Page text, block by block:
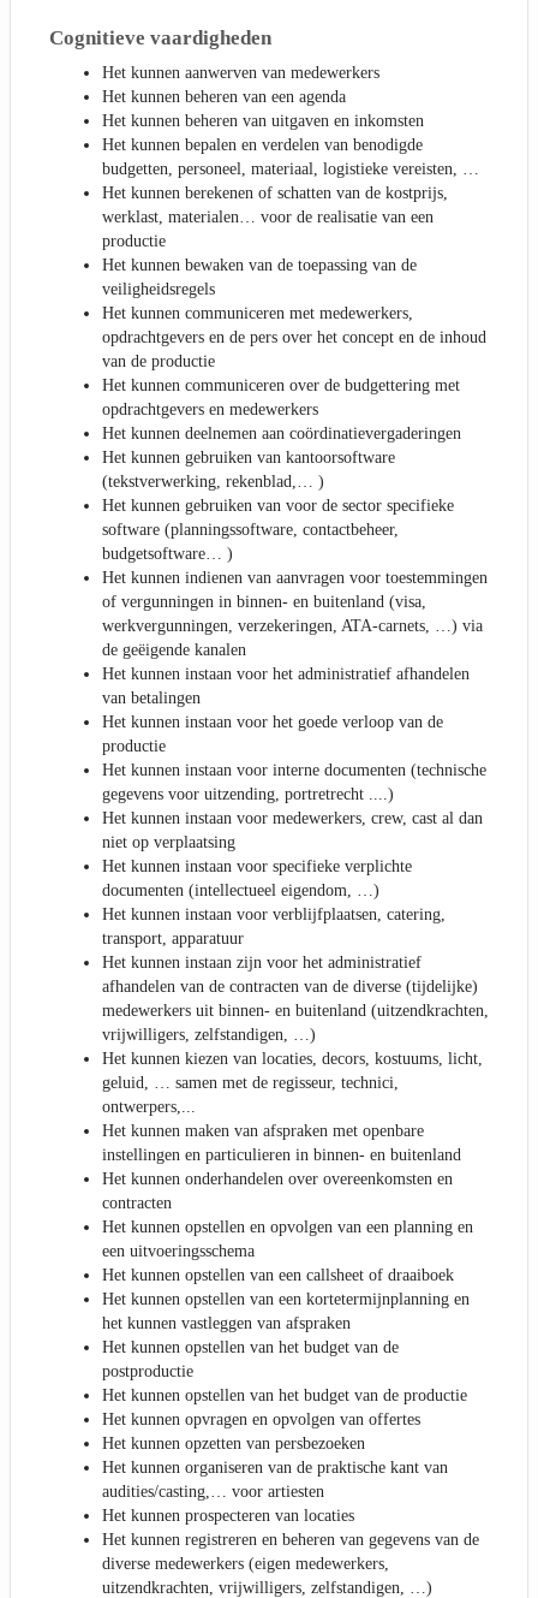
Cognitieve vaardigheden
Het kunnen aanwerven van medewerkers
Het kunnen beheren van een agenda
Het kunnen beheren van uitgaven en inkomsten
Het kunnen bepalen en verdelen van benodigde
budgetten, personeel, materiaal, logistieke vereisten, …
Het kunnen berekenen of schatten van de kostprijs,
werklast, materialen… voor de realisatie van een
productie
Het kunnen bewaken van de toepassing van de
veiligheidsregels
Het kunnen communiceren met medewerkers,
opdrachtgevers en de pers over het concept en de inhoud
van de productie
Het kunnen communiceren over de budgettering met
opdrachtgevers en medewerkers
Het kunnen deelnemen aan coördinatievergaderingen
Het kunnen gebruiken van kantoorsoftware
(tekstverwerking, rekenblad,… )
Het kunnen gebruiken van voor de sector specifieke
software (planningssoftware, contactbeheer,
budgetsoftware… )
Het kunnen indienen van aanvragen voor toestemmingen
of vergunningen in binnen- en buitenland (visa,
werkvergunningen, verzekeringen, ATA-carnets, …) via
de geëigende kanalen
Het kunnen instaan voor het administratief afhandelen
van betalingen
Het kunnen instaan voor het goede verloop van de
productie
Het kunnen instaan voor interne documenten (technische
gegevens voor uitzending, portretrecht ....)
Het kunnen instaan voor medewerkers, crew, cast al dan
niet op verplaatsing
Het kunnen instaan voor specifieke verplichte
documenten (intellectueel eigendom, …)
Het kunnen instaan voor verblijfplaatsen, catering,
transport, apparatuur
Het kunnen instaan zijn voor het administratief
afhandelen van de contracten van de diverse (tijdelijke)
medewerkers uit binnen- en buitenland (uitzendkrachten,
vrijwilligers, zelfstandigen, …)
Het kunnen kiezen van locaties, decors, kostuums, licht,
geluid, … samen met de regisseur, technici,
ontwerpers,...
Het kunnen maken van afspraken met openbare
instellingen en particulieren in binnen- en buitenland
Het kunnen onderhandelen over overeenkomsten en
contracten
Het kunnen opstellen en opvolgen van een planning en
een uitvoeringsschema
Het kunnen opstellen van een callsheet of draaiboek
Het kunnen opstellen van een kortetermijnplanning en
het kunnen vastleggen van afspraken
Het kunnen opstellen van het budget van de
postproductie
Het kunnen opstellen van het budget van de productie
Het kunnen opvragen en opvolgen van offertes
Het kunnen opzetten van persbezoeken
Het kunnen organiseren van de praktische kant van
audities/casting,… voor artiesten
Het kunnen prospecteren van locaties
Het kunnen registreren en beheren van gegevens van de
diverse medewerkers (eigen medewerkers,
uitzendkrachten, vrijwilligers, zelfstandigen, …)